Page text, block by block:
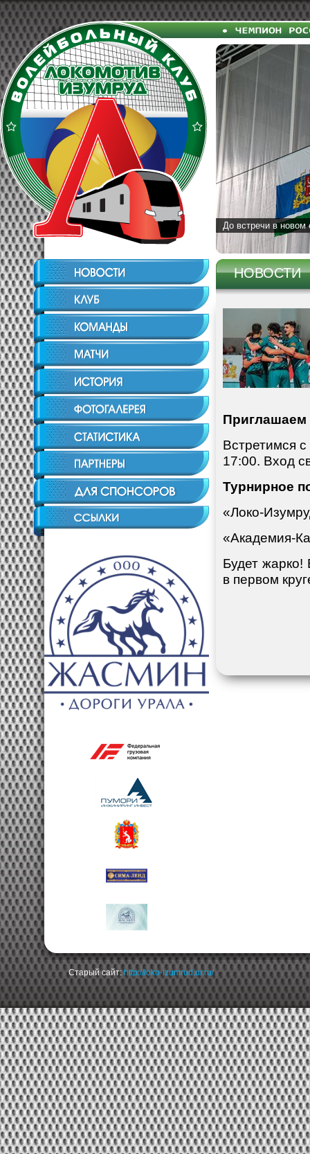
До встречи в новом
НОВОСТИ
Приглашаем
Встретимся
17:00. Вход
Турнирное
«Локо-
«Академия-
Будет
в первом
Старый сайт:http://loko-izumrud.ur.ru/